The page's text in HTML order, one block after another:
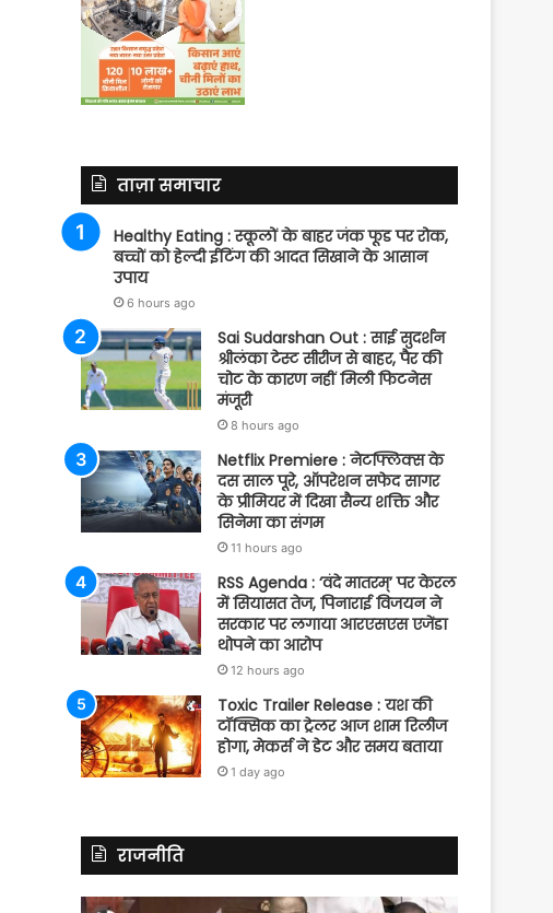
ताज़ा समाचार
Healthy Eating : स्कूलों के बाहर जंक फूड पर रोक,
बच्चों को हेल्दी ईटिंग की आदत सिखाने के आसान
उपाय
6 hours ago
Sai Sudarshan Out : साई सुदर्शन
श्रीलंका टेस्ट सीरीज से बाहर, पैर की
चोट के कारण नहीं मिली फिटनेस
मंजूरी
8 hours ago
Netflix Premiere : नेटफ्लिक्स के
दस साल पूरे, ऑपरेशन सफेद सागर
के प्रीमियर में दिखा सैन्य शक्ति और
सिनेमा का संगम
11 hours ago
RSS Agenda : ‘वंदे मातरम्’ पर केरल
में सियासत तेज, पिनाराई विजयन ने
सरकार पर लगाया आरएसएस एजेंडा
थोपने का आरोप
12 hours ago
Toxic Trailer Release : यश की
टॉक्सिक का ट्रेलर आज शाम रिलीज
होगा, मेकर्स ने डेट और समय बताया
1 day ago
राजनीति